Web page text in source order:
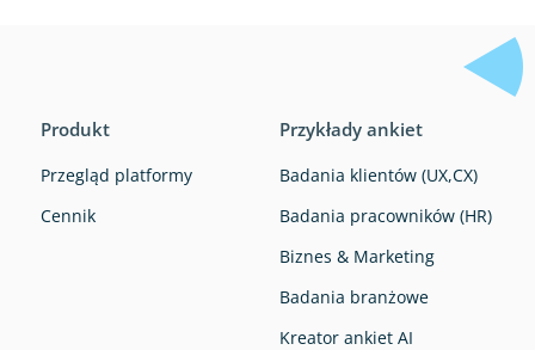
Produkt
Przegląd platformy
Cennik
Przykłady ankiet
Badania klientów (UX,CX)
Badania pracowników (HR)
Biznes & Marketing
Badania branżowe
Kreator ankiet AI